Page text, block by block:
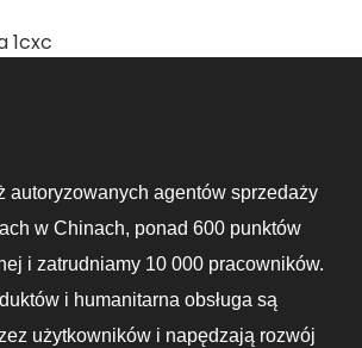
autoryzowanych agentów sprzedaży
w Chinach, ponad 600 punktów
i zatrudniamy 10 000 pracowników.
i humanitarna obsługa są
użytkowników i napędzają rozwój